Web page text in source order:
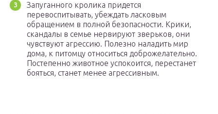
Запуганного кролика придется
перевоспитывать, убеждать ласковым
обращением в полной безопасности. Крики,
скандалы в семье нервируют зверьков, они
чувствуют агрессию. Полезно наладить мир
дома, к питомцу относиться доброжелательно.
Постепенно животное успокоится, перестанет
бояться, станет менее агрессивным.